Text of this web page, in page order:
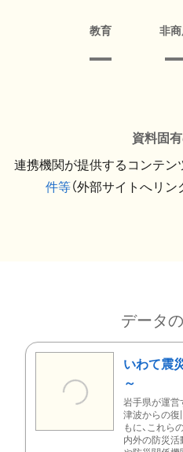
教育 非商
資料固
連携機関が提供するコンテン
件等（外部サイトへリン
データ
いわて震
～
岩手県が運営
津波からの復
もに、これら
内外の防災活